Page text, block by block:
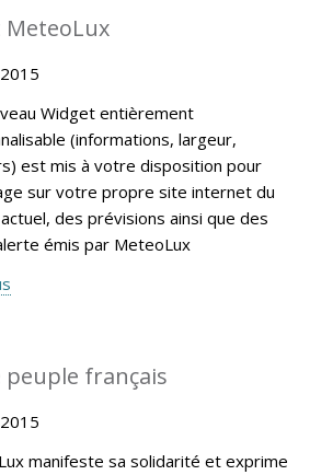
MeteoLux
Widget entièrement
(informations, largeur,
est mis à votre disposition pour
sur votre propre site internet du
des prévisions ainsi que des
émis par MeteoLux
peuple français
manifeste sa solidarité et exprime